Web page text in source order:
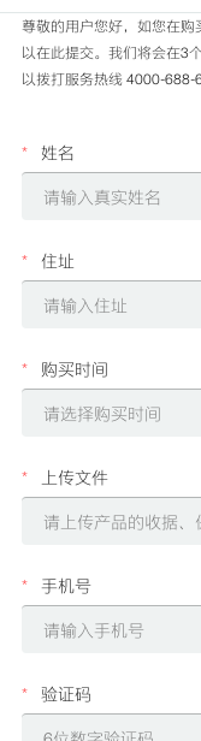
尊敬的用户您好，如您在
以在此提交。我们将会在3
以拨打服务热线 4000-688-
* 姓名
* 住址
* 购买时间
* 上传文件
* 手机号
* 验证码